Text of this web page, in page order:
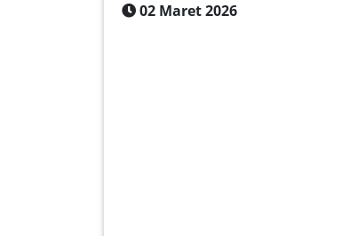
02 Maret 2026